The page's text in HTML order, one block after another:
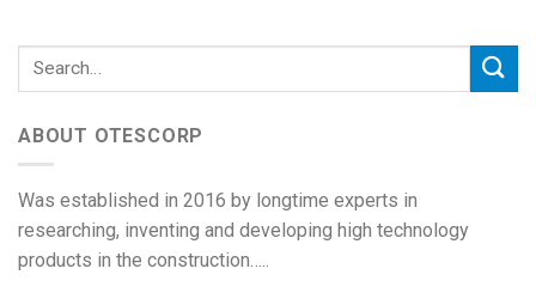
ABOUT OTESCORP
Was established in 2016 by longtime experts in
researching, inventing and developing high technology
products in the construction…..